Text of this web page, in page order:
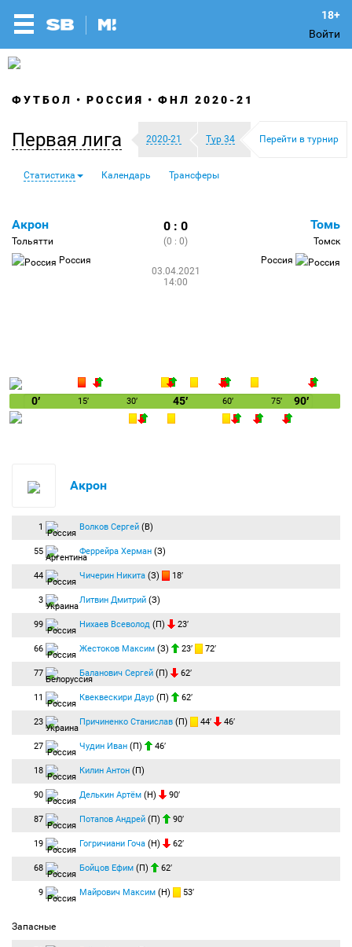
Войти
ФУТБОЛ РОССИЯ ФНЛ 2020-21
Первая лига 2020-21 Тур 34 Перейти в турнир
Статистика Календарь Трансферы
Акрон
Тольятти
Россия
0 : 0
(0 : 0)
03.04.2021
14:00
Томь
Томск
Россия
0′ 15′ 30′ 45′ 60′ 75′ 90′
Акрон
1 Волков Сергей (В)
55 Феррейра Херман (З)
44 Чичерин Никита (З) 18′
3 Литвин Дмитрий (З)
99 Нихаев Всеволод (П) 23′
66 Жестоков Максим (З) 23′ 72′
77 Баланович Сергей (П) 62′
11 Квеквескири Даур (П) 62′
23 Причиненко Станислав (П) 44′ 46′
27 Чудин Иван (П) 46′
18 Килин Антон (П)
90 Делькин Артём (Н) 90′
87 Потапов Андрей (П) 90′
19 Гогричиани Гоча (Н) 62′
68 Бойцов Ефим (П) 62′
9 Майрович Максим (Н) 53′
Запасные